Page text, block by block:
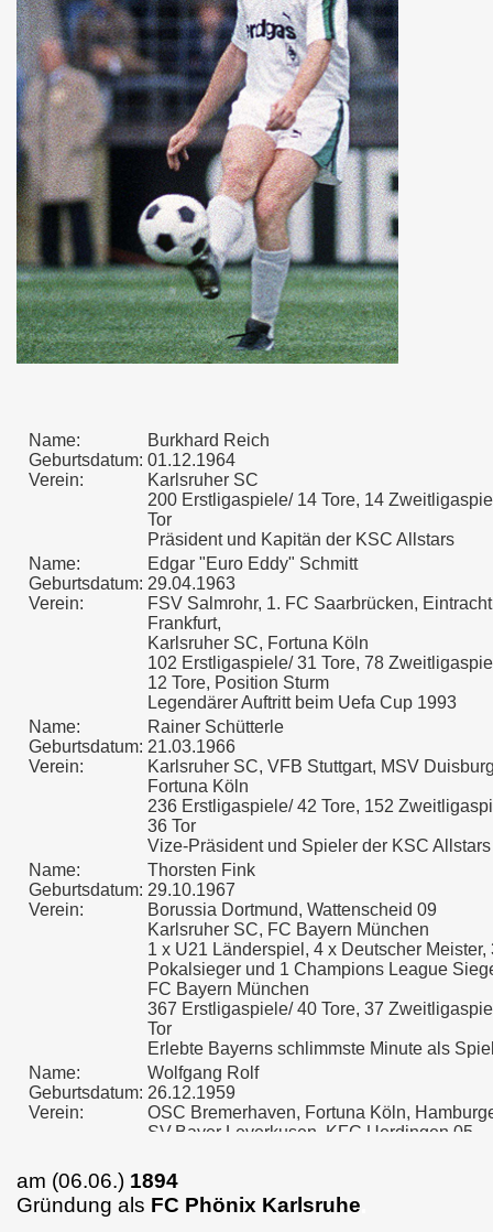
Name:
Geburtsdatum:
Verein:
Burkhard Reich
01.12.1964
Karlsruher SC
200 Erstligaspiele/ 14 Tore, 14
Tor
Präsident und Kapitän der KSC Allstars
Name:
Geburtsdatum:
Verein:
Edgar "Euro Eddy" Schmitt
29.04.1963
FSV Salmrohr, 1. FC Saarbrücken, Eintracht
Frankfurt,
Karlsruher SC, Fortuna Köln
102 Erstligaspiele/ 31 Tore, 78
12 Tore, Position Sturm
Legendärer Auftritt beim Uefa Cup 1993
Name:
Geburtsdatum:
Verein:
Rainer Schütterle
21.03.1966
Karlsruher SC, VFB Stuttgart, MSV
Fortuna Köln
236 Erstligaspiele/ 42 Tore, 152
36 Tor
Vize-Präsident und Spieler der KSC Allstars
Name:
Geburtsdatum:
Verein:
Thorsten Fink
29.10.1967
Borussia Dortmund, Wattenscheid 09
Karlsruher SC, FC Bayern München
1 x U21 Länderspiel, 4 x Deutscher Meister,
Pokalsieger und 1 Champions League
FC Bayern München
367 Erstligaspiele/ 40 Tore, 37
Tor
Erlebte Bayerns schlimmste Minute als
Name:
Geburtsdatum:
Verein:
Wolfgang Rolf
26.12.1959
OSC Bremerhaven, Fortuna Köln,
SV,Bayer Leverkusen, KFC Uerdingen 05,
37 A Länderspiele, Vizeweltmeister 1986
1 x Deutscher Meister und 1 Sieger des
der Landesmeister mit dem Hamburger SV.
am (06.06.) 1894
Gründung als FC Phönix Karlsruhe